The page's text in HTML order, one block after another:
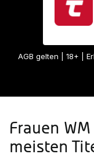
AGB gelten | 18+ |
Frauen
meisten